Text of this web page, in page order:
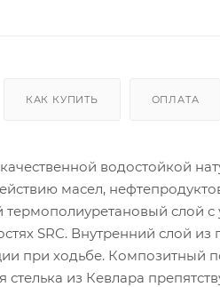
КАК КУПИТЬ ОПЛАТА
водостойкой
масел,
слой с
SRC. Внутренний слой из
при ходьбе. Композитный
из Кевлара